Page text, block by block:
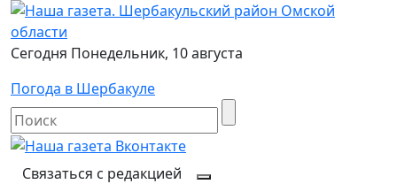
Сегодня Понедельник, 10 августа
Погода в Шербакуле
Связаться с редакцией